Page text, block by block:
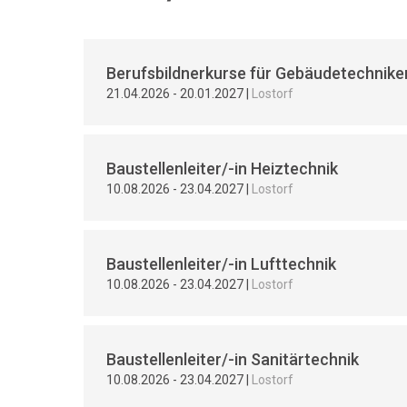
Berufsbildnerkurse für
21.04.2026 - 20.01.2027 Lostorf
Baustellenleiter/-in Heiztechnik
10.08.2026 - 23.04.2027 Lostorf
Baustellenleiter/-in Lufttechnik
10.08.2026 - 23.04.2027 Lostorf
Baustellenleiter/-in Sanitärtechnik
10.08.2026 - 23.04.2027 Lostorf